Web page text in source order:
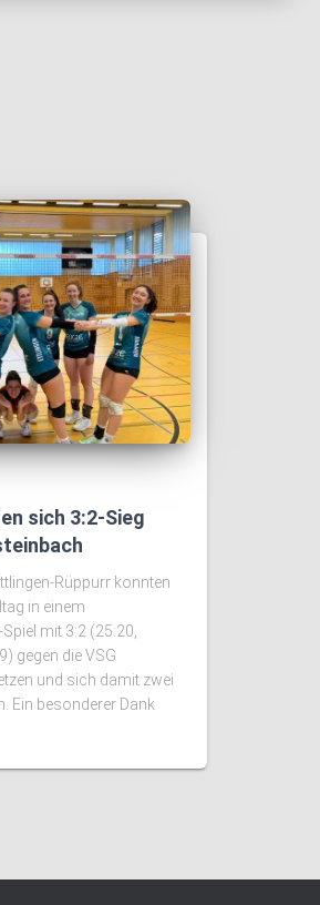
sich 3:2-Sieg
Rüppurr konnten
in einem
mit 3:2 (25:20,
gegen die VSG
und sich damit zwei
Ein besonderer Dank